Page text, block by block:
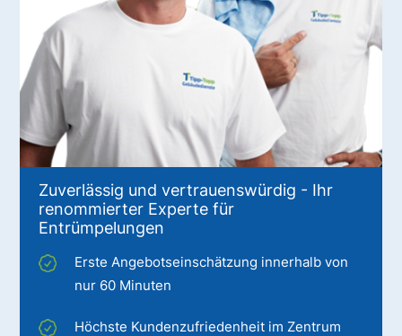
Zuverlässig und vertrauenswürdig - Ihr
renommierter Experte für
Entrümpelungen
Erste Angebotseinschätzung innerhalb von
nur 60 Minuten
Höchste Kundenzufriedenheit im Zentrum